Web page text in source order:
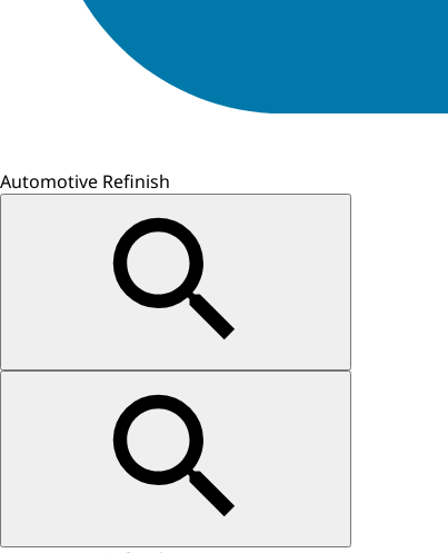
Automotive Refinish